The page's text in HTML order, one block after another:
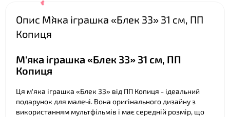
Опис М`яка іграшка «Блек 33» 31 см, ПП
Копиця
М'яка іграшка «Блек 33» 31 см, ПП
Копиця
Ця м'яка іграшка «Блек 33» від ПП Копиця - ідеальний
подарунок для малечі. Вона оригінального дизайну з
використанням мультфільмів і має середній розмір, що